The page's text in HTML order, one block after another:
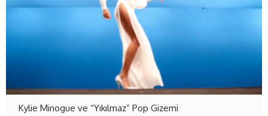
Kylie Minogue ve “Yıkılmaz” Pop Gizemi